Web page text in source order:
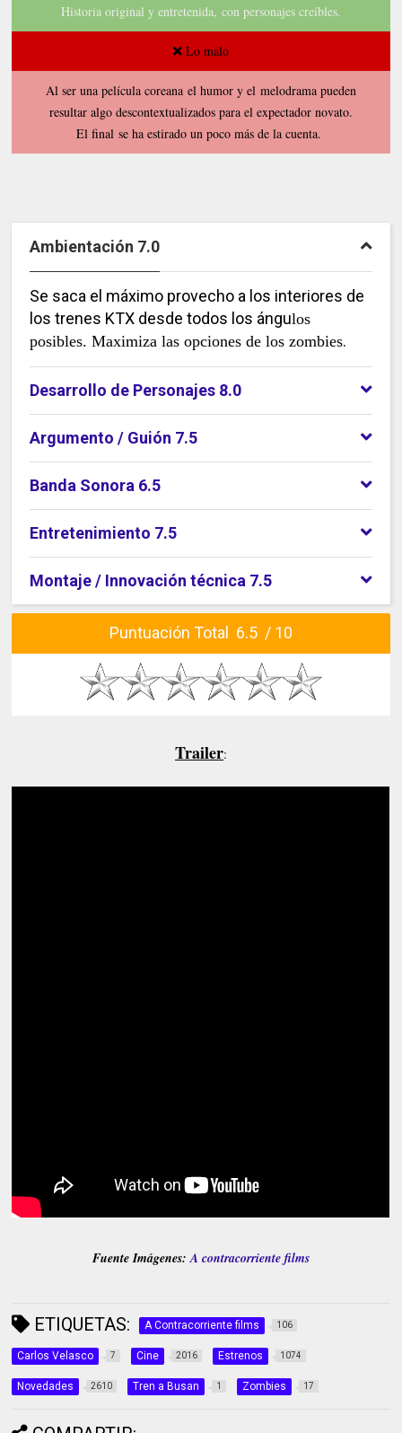
Historia original y entretenida, con personajes creíbles.
Lo malo
Al ser una película coreanael humor y el melodrama pueden
resultar algo descontextualizados para el expectador novato.
El final se ha estirado un poco más de la cuenta.
Ambientación 7.0
Se saca el máximo provecho a los interiores de
los trenes KTX desde todos los ángulos
posibles. Maximiza las opciones de los zombies.
Desarrollo de Personajes 8.0
Argumento / Guión 7.5
Banda Sonora 6.5
Entretenimiento 7.5
Montaje / Innovación técnica 7.5
Puntuación Total 6.5 / 10
Trailer:
Fuente Imágenes:A contracorriente films
ETIQUETAS: A Contracorriente films 106
Carlos Velasco 7 Cine 2016 Estrenos 1074
Novedades 2610 Tren a Busan 1 Zombies 17